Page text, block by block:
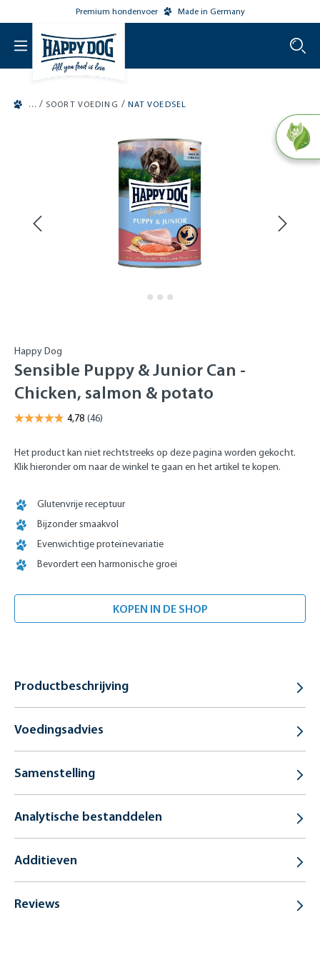
Premium hondenvoer Made in Germany
/ SOORT VOEDING / NAT VOEDSEL
Happy Dog
Sensible Puppy & Junior Can -
Chicken, salmon & potato
Het product kan niet rechtstreeks op deze pagina worden gekocht.
Klik hieronder om naar de winkel te gaan en het artikel te kopen.
Glutenvrije receptuur
Bijzonder smaakvol
Evenwichtige proteïnevariatie
Bevordert een harmonische groei
KOPEN IN DE SHOP
Productbeschrijving
Voedingsadvies
Samenstelling
Analytische bestanddelen
Additieven
Reviews